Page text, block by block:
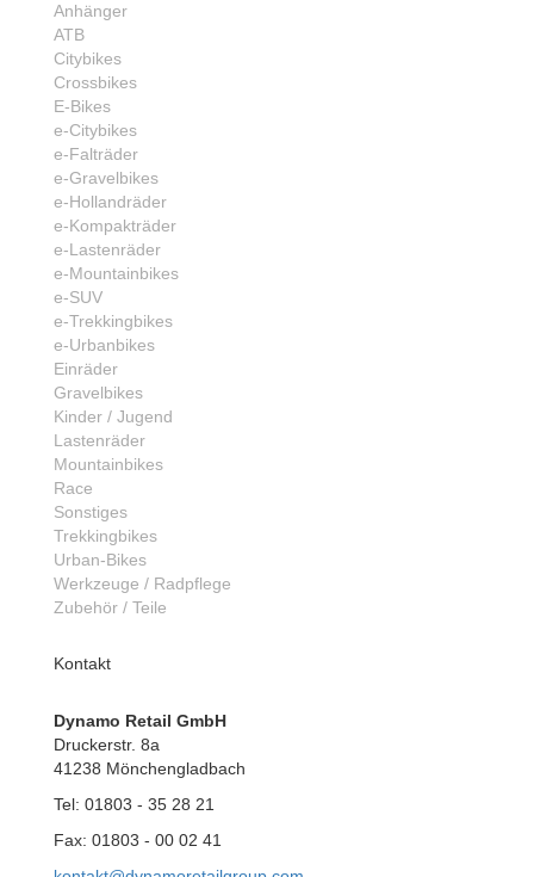
Anhänger
ATB
Citybikes
Crossbikes
E-Bikes
e-Citybikes
e-Falträder
e-Gravelbikes
e-Hollandräder
e-Kompakträder
e-Lastenräder
e-Mountainbikes
e-SUV
e-Trekkingbikes
e-Urbanbikes
Einräder
Gravelbikes
Kinder / Jugend
Lastenräder
Mountainbikes
Race
Sonstiges
Trekkingbikes
Urban-Bikes
Werkzeuge / Radpflege
Zubehör / Teile
Kontakt
Dynamo Retail GmbH
Druckerstr. 8a
41238 Mönchengladbach
Tel: 01803 - 35 28 21
Fax: 01803 - 00 02 41